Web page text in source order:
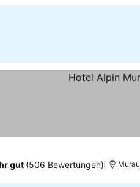
gut (506 Bewertungen) Murau